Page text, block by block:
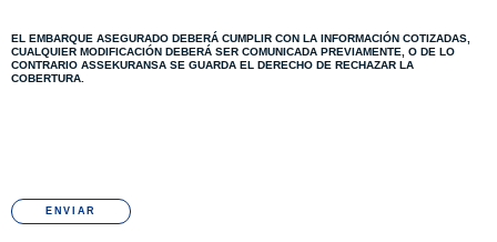
EL EMBARQUE ASEGURADO DEBERÁ CUMPLIR CON LA INFORMACIÓN COTIZADAS,
CUALQUIER MODIFICACIÓN DEBERÁ SER COMUNICADA PREVIAMENTE, O DE LO
CONTRARIO ASSEKURANSA SE GUARDA EL DERECHO DE RECHAZAR LA
COBERTURA.
ENVIAR